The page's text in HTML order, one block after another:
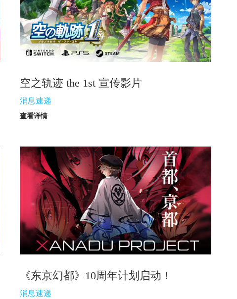
空之轨迹 the 1st 宣传影片
消息速递
查看详情
《东京幻都》10周年计划启动！
消息速递